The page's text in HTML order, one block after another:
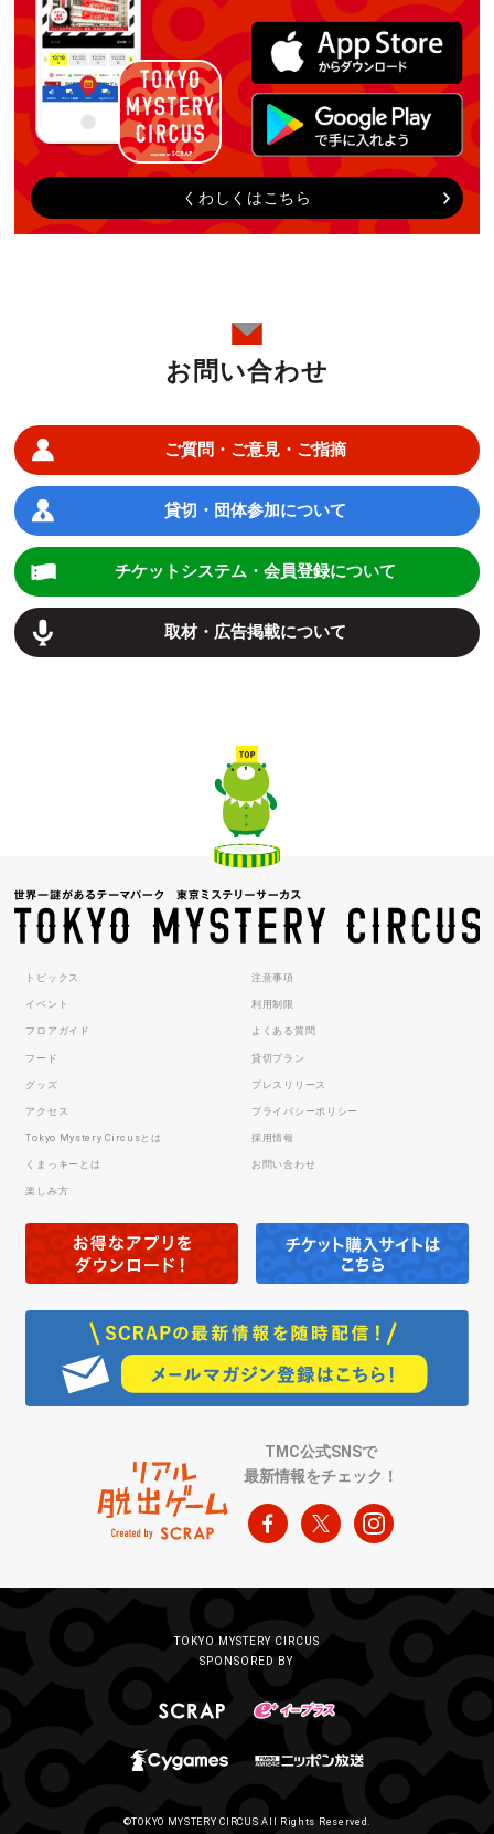
くわしくはこちら
お問い合わせ
ご質問・ご意見・ご指摘
貸切・団体参加について
チケットシステム・会員登録について
取材・広告掲載について
トピックス
イベント
フロアガイド
フード
グッズ
アクセス
Tokyo Mystery Circusとは
くまっキーとは
楽しみ方
注意事項
利用制限
よくある質問
貸切プラン
プレスリリース
プライバシーポリシー
採用情報
お問い合わせ
TMC公式SNSで
最新情報をチェック！
TOKYO MYSTERY CIRCUS
SPONSORED BY
©TOKYO MYSTERY CIRCUS All Rights Reserved.